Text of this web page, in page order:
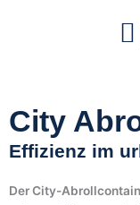
City
Effizienz im
Der City-